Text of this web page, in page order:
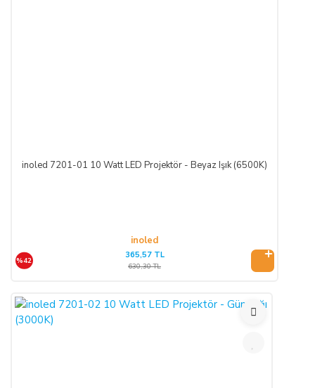
inoled 7201-01 10 Watt LED Projektör - Beyaz Işık (6500K)
inoled
%42
365,57 TL
630,30 TL